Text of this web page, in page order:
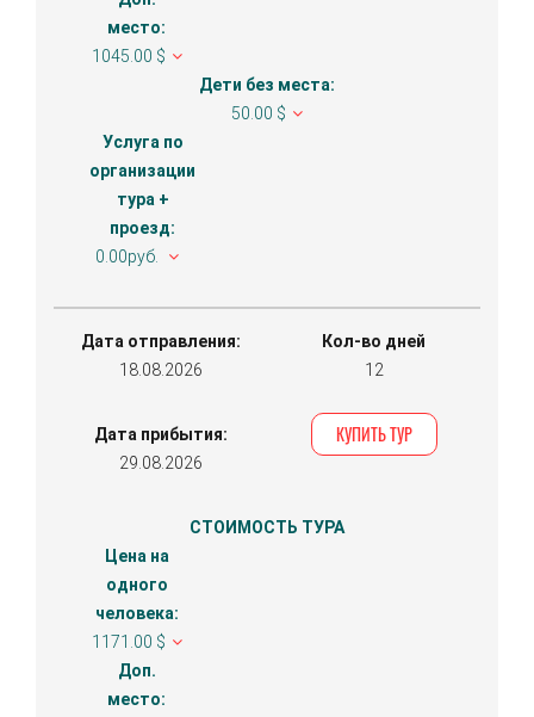
место:
1045.00 $
Дети без места:
50.00 $
Услуга по
организации
тура +
проезд:
0.00руб.
Дата отправления:
18.08.2026
Кол-во дней
12
Дата прибытия:
29.08.2026
СТОИМОСТЬ ТУРА
Цена на
одного
человека:
1171.00 $
Доп.
место:
КУПИТЬ ТУР